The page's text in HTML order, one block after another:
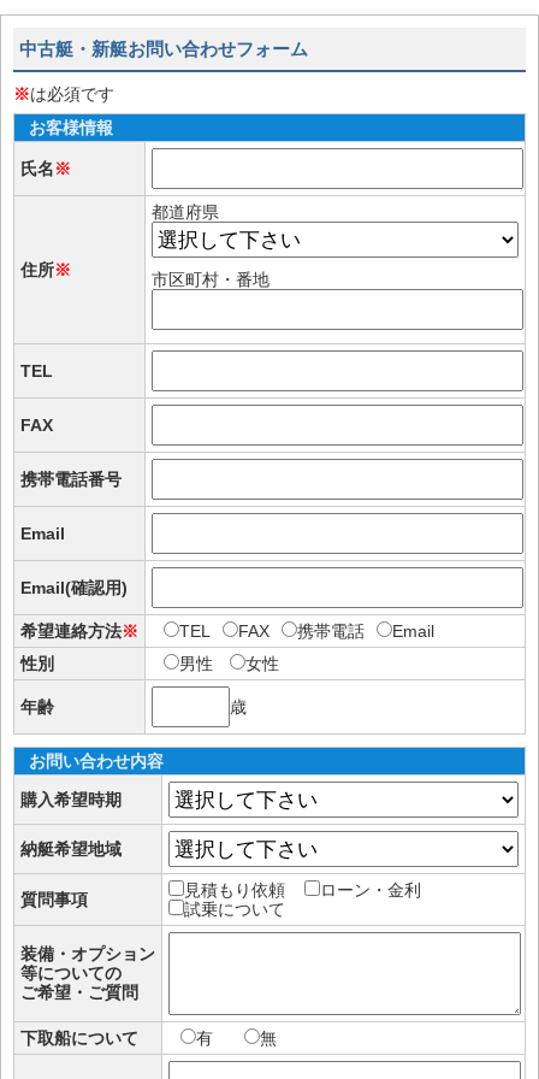
中古艇・新艇お問い合わせフォーム
※は必須です
お客様情報
氏名※
住所※
都道府県
市区町村・番地
TEL
FAX
携帯電話番号
Email
Email(確認用)
希望連絡方法※ TEL FAX 携帯電話
Email
性別
男性 女性
年齢 歳
お問い合わせ内容
購入希望時期
納艇希望地域
質問事項 見積もり依頼
ローン・金利
試乗について
装備・オプション
等についての
ご希望・ご質問
下取船について 有 無